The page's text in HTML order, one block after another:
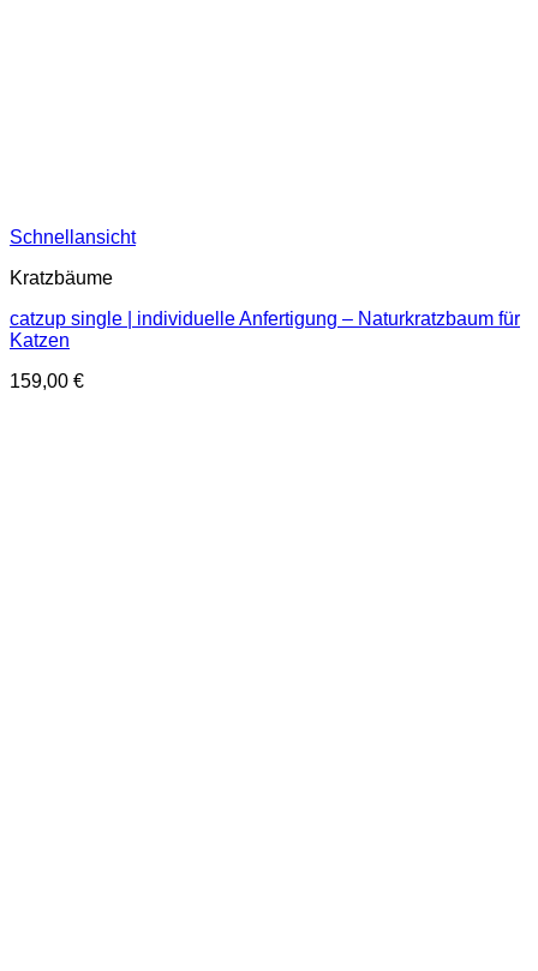
Schnellansicht
Kratzbäume
catzup single | individuelle Anfertigung – Naturkratzbaum für
Katzen
159,00 €